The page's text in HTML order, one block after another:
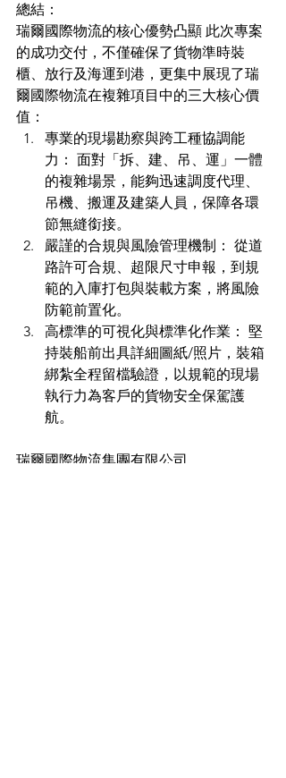
總結：
瑞爾國際物流的核心優勢凸顯 此次專案
的成功交付，不僅確保了貨物準時裝
櫃、放行及海運到港，更集中展現了瑞
爾國際物流在複雜項目中的三大核心價
值：
專業的現場勘察與跨工種協調能
力： 面對「拆、建、吊、運」一體
的複雜場景，能夠迅速調度代理、
吊機、搬運及建築人員，保障各環
節無縫銜接。
嚴謹的合規與風險管理機制： 從道
路許可合規、超限尺寸申報，到規
範的入庫打包與裝載方案，將風險
防範前置化。
高標準的可視化與標準化作業： 堅
持裝船前出具詳細圖紙/照片，裝箱
綁紮全程留檔驗證，以規範的現場
執行力為客戶的貨物安全保駕護
航。
瑞爾國際物流集團有限公司